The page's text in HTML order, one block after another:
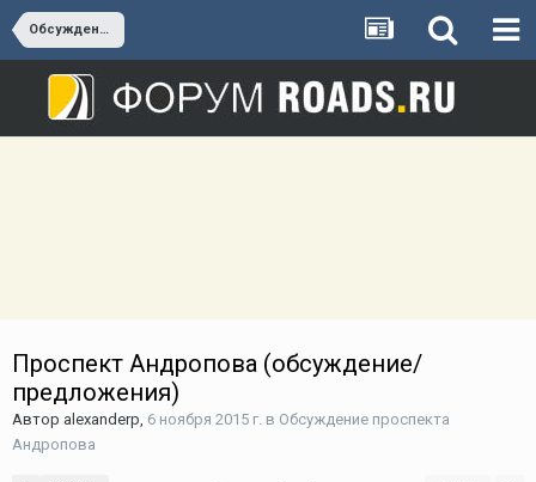
Обсуждение проспекта Андропова
Проспект Андропова (обсуждение/
предложения)
Автор alexanderp, 6 ноября 2015 г. в Обсуждение проспекта
Андропова